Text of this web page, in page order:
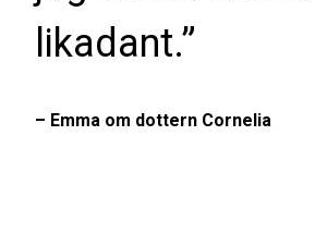
likadant.”
– Emma om dottern Cornelia